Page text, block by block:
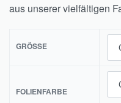
aus unserer vielfältigen
GRÖSSE
FOLIENFARBE